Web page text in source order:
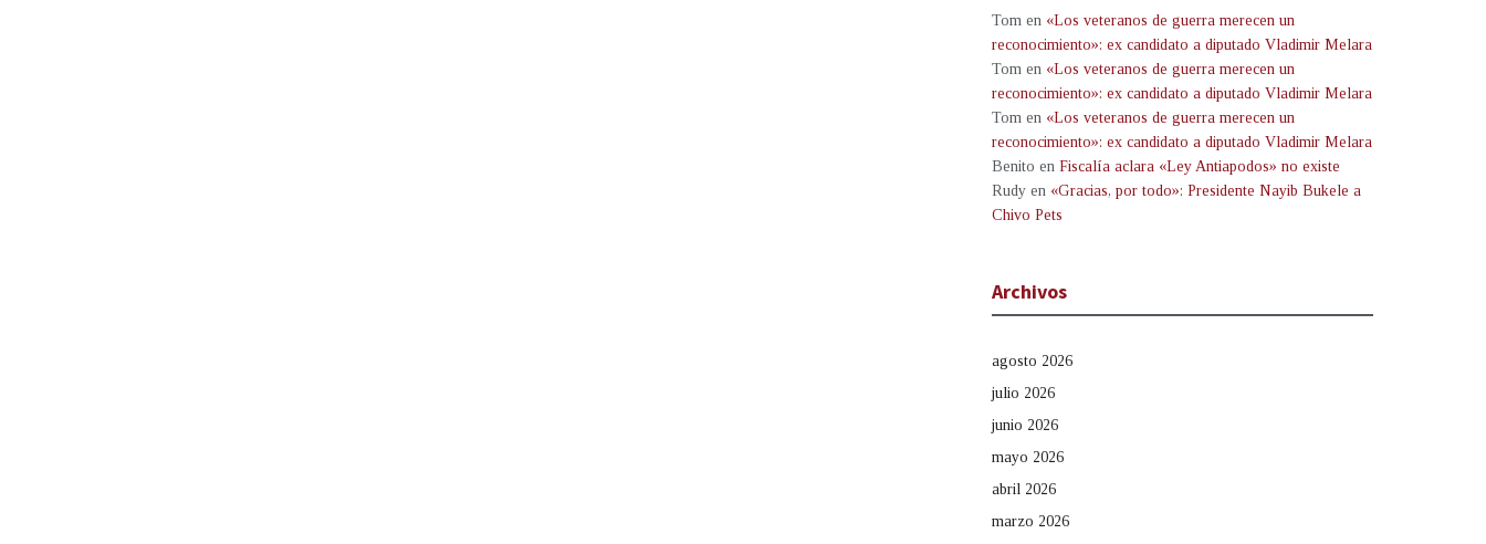
Tom en «Los veteranos de guerra merecen un
reconocimiento»: ex candidato a diputado Vladimir Melara
Tom en «Los veteranos de guerra merecen un
reconocimiento»: ex candidato a diputado Vladimir Melara
Tom en «Los veteranos de guerra merecen un
reconocimiento»: ex candidato a diputado Vladimir Melara
Benito en Fiscalía aclara «Ley Antiapodos» no existe
Rudy en «Gracias, por todo»: Presidente Nayib Bukele a
Chivo Pets
Archivos
agosto 2026
julio 2026
junio 2026
mayo 2026
abril 2026
marzo 2026